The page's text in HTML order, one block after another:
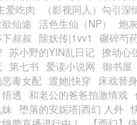
爱吃肉
（影视同人）勾引深
仙途 活色生仙（NP） 炮
叔叔
除妖传|1vv1 碾碎芍
苏小野的YIN乱日记 撩动心
第七书 爱读小说网 御书屋
毒女配 渡她|快穿 床戏替身
透 和老公的爸爸拍激情戏
堕落的安妮塔|西幻 人外